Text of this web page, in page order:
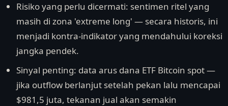
Risiko yang perlu dicermati: sentimen ritel yang
masih di zona 'extreme long' — secara historis, ini
menjadi kontra-indikator yang mendahului koreksi
jangka pendek.
Sinyal penting: data arus dana ETF Bitcoin spot —
jika outflow berlanjut setelah pekan lalu mencapai
$981,5 juta, tekanan jual akan semakin